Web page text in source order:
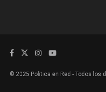
© 2025 Politica en Red - Todos los